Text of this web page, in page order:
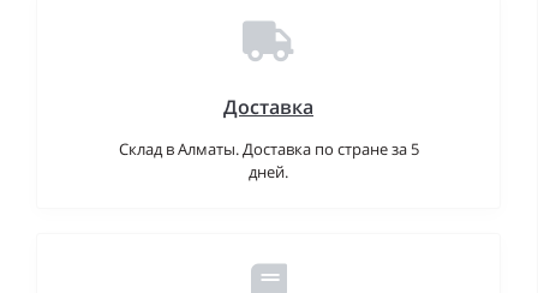
Доставка
Склад в Алматы. Доставка по стране за 5
дней.